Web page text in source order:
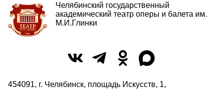
Челябинский государственный
академический театр оперы и балета им.
М.И.Глинки
454091, г. Челябинск, площадь Искусств, 1,